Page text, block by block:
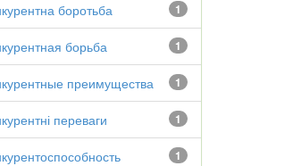
1
боротьба
1
борьба
1
преимущества
1
переваги
1